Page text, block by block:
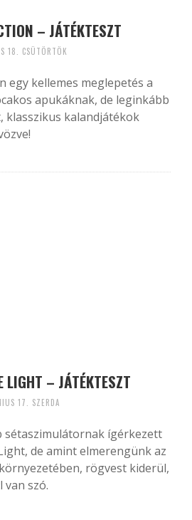
– JÁTÉKTESZT
18. CSÜTÖRTÖK
egy kellemes meglepetés a
apukáknak, de leginkább
klasszikus kalandjátékok
LIGHT – JÁTÉKTESZT
17. SZERDA
sétaszimulátornak ígérkezett
de amint elmerengünk az
rögvest kiderül,
szó.